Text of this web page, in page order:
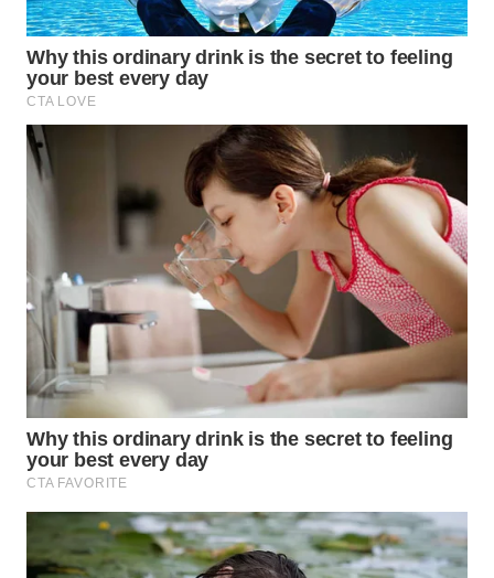
TAPANULI
UTARA
WN
SAMOSIR
WN
SUMEDANG
CIANJUR
WN
KEPULAUAN
SERIBU
WN
TANGERANG